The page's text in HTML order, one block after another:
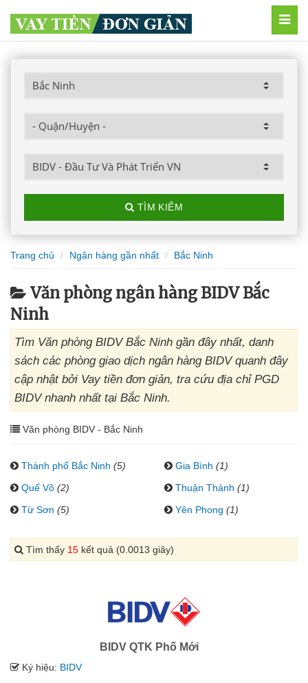
TÌM KIẾM
Trang chủ Ngân hàng gần nhất Bắc Ninh
Văn phòng ngân hàng BIDV Bắc
Ninh
Tìm Văn phòng BIDV Bắc Ninh gần đây nhất, danh
sách các phòng giao dịch ngân hàng BIDV quanh đây
cập nhật bởi Vay tiền đơn giản, tra cứu địa chỉ PGD
BIDV nhanh nhất tại Bắc Ninh.
Văn phòng BIDV - Bắc Ninh
Thành phố Bắc Ninh (5) Gia Bình (1)
Quế Võ (2) Thuận Thành (1)
Từ Sơn (5) Yên Phong (1)
Tìm thấy 15 kết quả (0.0013 giây)
BIDV QTK Phố Mới
Ký hiệu: BIDV